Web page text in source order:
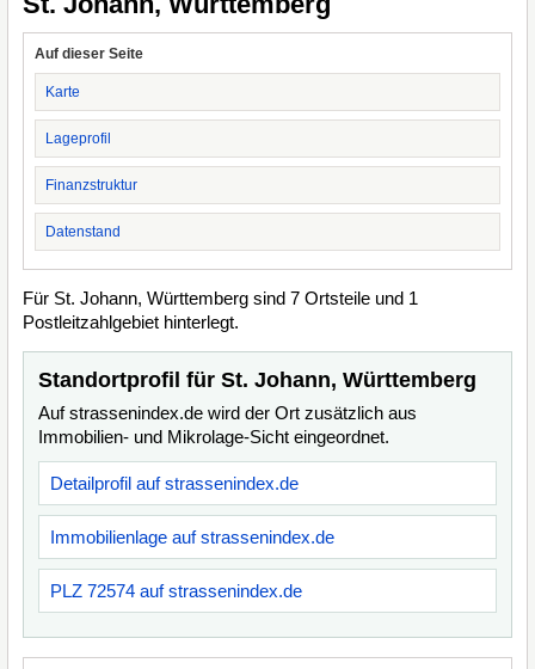
Auf dieser Seite
Karte
Lageprofil
Finanzstruktur
Datenstand
Für St. Johann, Württemberg sind 7 Ortsteile und 1
Postleitzahlgebiet hinterlegt.
Standortprofil für St. Johann, Württemberg
Auf strassenindex.de wird der Ort zusätzlich aus
Immobilien- und Mikrolage-Sicht eingeordnet.
Detailprofil auf strassenindex.de
Immobilienlage auf strassenindex.de
PLZ 72574 auf strassenindex.de